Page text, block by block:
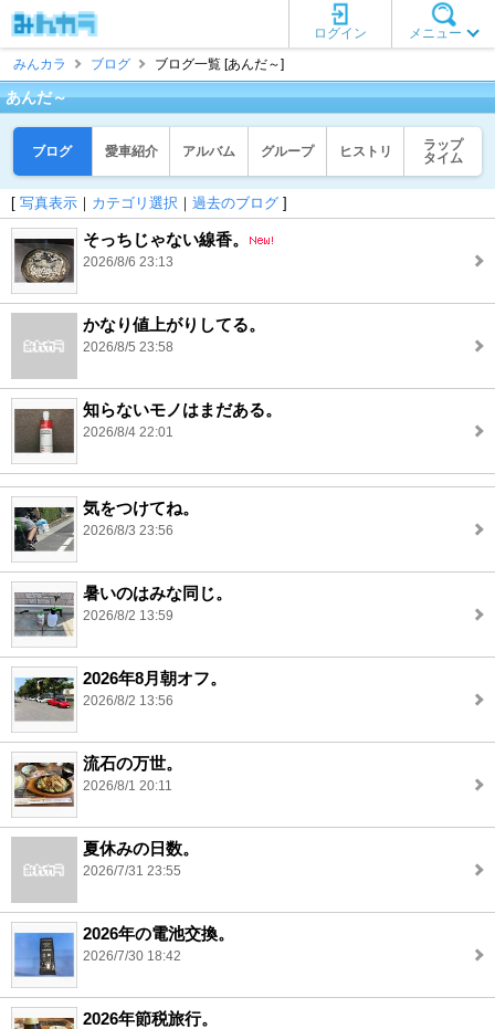
メニュー
ログイン
みんカラ
ブログ ブログ一覧 [あんだ～]
あんだ～
ブログ 愛車紹介 アルバム グループ ヒストリ
ラップ
タイム
[ 写真表示 ｜ カテゴリ選択 ｜ 過去のブログ ]
そっちじゃない線香。
2026/8/6 23:13
かなり値上がりしてる。
2026/8/5 23:58
知らないモノはまだある。
2026/8/4 22:01
気をつけてね。
2026/8/3 23:56
暑いのはみな同じ。
2026/8/2 13:59
2026年8月朝オフ。
2026/8/2 13:56
流石の万世。
2026/8/1 20:11
夏休みの日数。
2026/7/31 23:55
2026年の電池交換。
2026/7/30 18:42
2026年節税旅行。